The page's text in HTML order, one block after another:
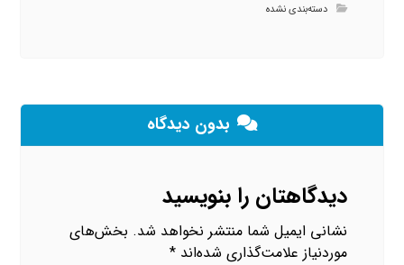
دسته‌بندی نشده
بدون دیدگاه
دیدگاهتان را بنویسید
نشانی ایمیل شما منتشر نخواهد شد. بخش‌های
موردنیاز علامت‌گذاری شده‌اند*